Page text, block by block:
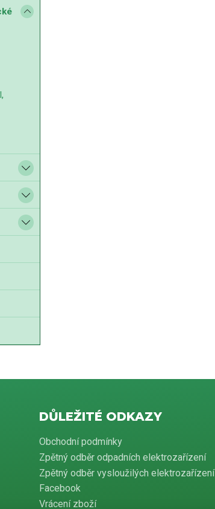
DŮLEŽITÉ ODKAZY
Obchodní podmínky
Zpětný odběr odpadních elektrozařízení
Zpětný odběr vysloužilých elektrozařízení
Facebook
Vrácení zboží